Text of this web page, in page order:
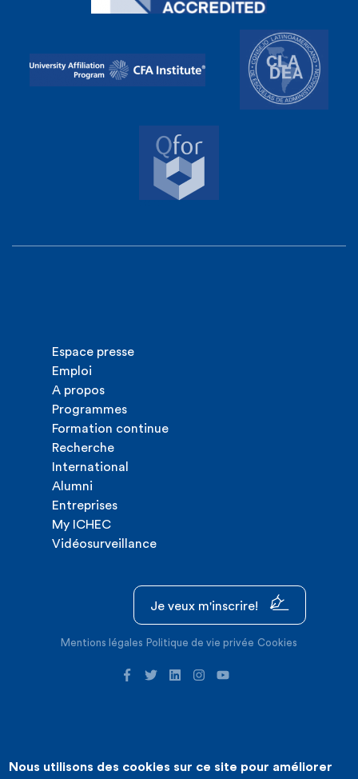
Espace presse
Emploi
A propos
Programmes
Formation continue
Recherche
International
Alumni
Entreprises
My ICHEC
Vidéosurveillance
Je veux m'inscrire!
Mentions légales Politique de vie privée Cookies
©2026 ICHEC |Création de site internet : Expansion
Nous utilisons des cookies sur ce site pour améliorer